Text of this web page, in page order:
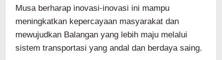
Musa berharap inovasi-inovasi ini mampu
meningkatkan kepercayaan masyarakat dan
mewujudkan Balangan yang lebih maju melalui
sistem transportasi yang andal dan berdaya saing.